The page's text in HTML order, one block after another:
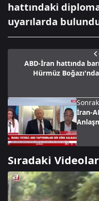
hattındaki
uyarılarda
ABD-İran hattında
Hürmüz
İran-
Sıradaki Videolar